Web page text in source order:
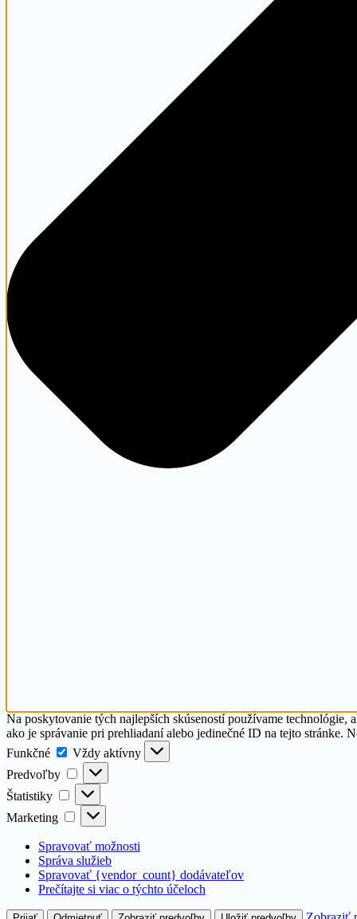
Na poskytovanie tých najlepších skúseností používame
ako je správanie pri prehliadaní alebo jedinečné ID na tejto stránke.
Funkčné
Funkčné
Vždy aktívny
Predvoľby
Predvoľby
Štatistiky Štatistiky
Marketing Marketing
Spravovať možnosti
Správa služieb
Spravovať {vendor_count} dodávateľov
Prečítajte si viac o týchto účeloch